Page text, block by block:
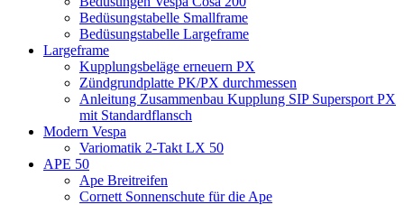
Bedüsungstabelle Smallframe
Bedüsungstabelle Largeframe
Largeframe
Kupplungsbeläge erneuern PX
Zündgrundplatte PK/PX durchmessen
Anleitung Zusammenbau Kupplung SIP Supersport PX
mit Standardflansch
Modern Vespa
Variomatik 2-Takt LX 50
APE 50
Ape Breitreifen
Cornett Sonnenschute für die Ape